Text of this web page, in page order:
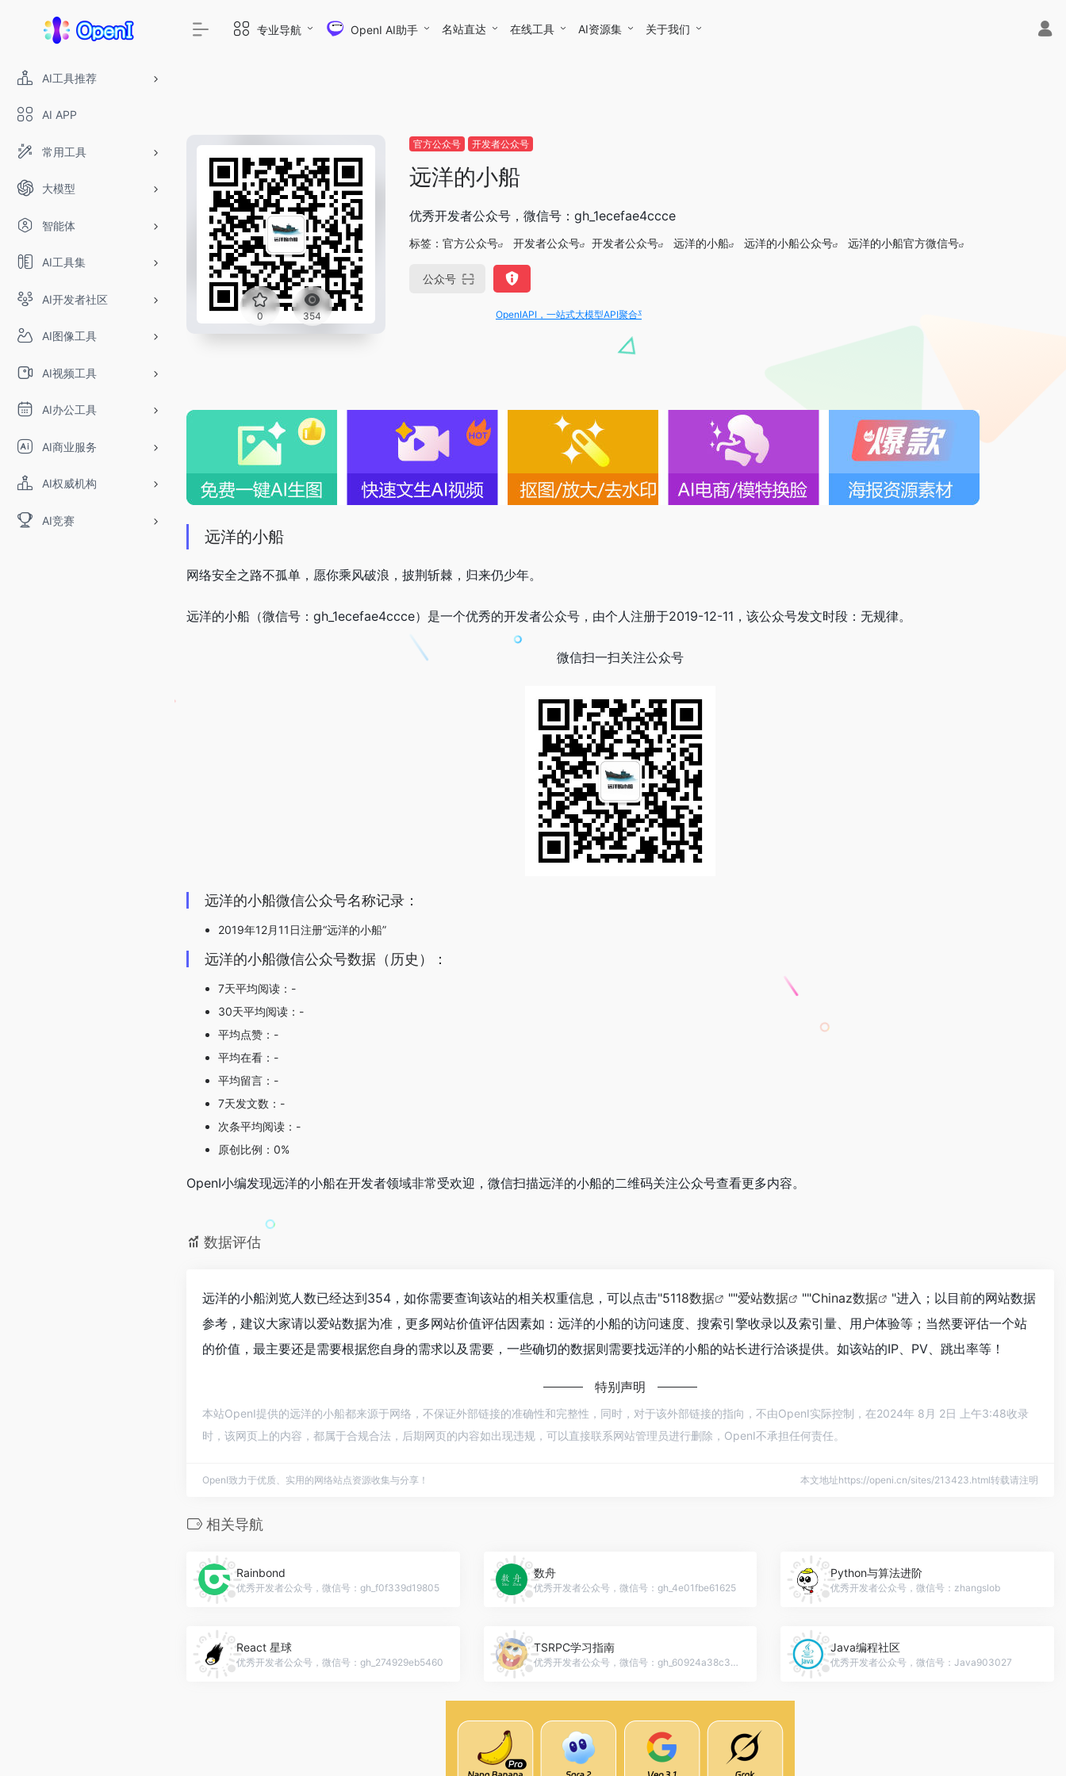
AI工具推荐
AI APP
常用工具
大模型
智能体
AI工具集
AI开发者社区
AI图像工具
AI视频工具
AI办公工具
AI商业服务
AI权威机构
AI竞赛
专业导航 OpenI AI助手 名站直达 在线工具 AI资源集 关于我们
0 354
官方公众号 开发者公众号
远洋的小船
优秀开发者公众号，微信号：gh_1ecefae4ccce
标签： 官方公众号 开发者公众号 开发者公众号 远洋的小船 远洋的小船公众号 远洋的小船官方微信号
公众号
OpenIAPI，一站式大模型API聚合平台
远洋的小船
网络安全之路不孤单，愿你乘风破浪，披荆斩棘，归来仍少年。
远洋的小船（微信号：gh_1ecefae4ccce）是一个优秀的开发者公众号，由个人注册于2019-12-11，该公众号发文时段：无规律。
微信扫一扫关注公众号
远洋的小船微信公众号名称记录：
2019年12月11日注册“远洋的小船”
远洋的小船微信公众号数据（历史）：
7天平均阅读：-
30天平均阅读：-
平均点赞：-
平均在看：-
平均留言：-
7天发文数：-
次条平均阅读：-
原创比例：0%
OpenI小编发现远洋的小船在开发者领域非常受欢迎，微信扫描远洋的小船的二维码关注公众号查看更多内容。
数据评估
远洋的小船浏览人数已经达到354，如你需要查询该站的相关权重信息，可以点击"5118数据 ""爱站数据 ""Chinaz数据
"进入；以目前的网站数据
参考，建议大家请以爱站数据为准，更多网站价值评估因素如：远洋的小船的访问速度、搜索引擎收录以及索引量、用户体验等；当然要评估一个站
的价值，最主要还是需要根据您自身的需求以及需要，一些确切的数据则需要找远洋的小船的站长进行洽谈提供。如该站的IP、PV、跳出率等！
特别声明
本站OpenI提供的远洋的小船都来源于网络，不保证外部链接的准确性和完整性，同时，对于该外部链接的指向，不由OpenI实际控制，在2024年 8月 2日 上午3:48收录
时，该网页上的内容，都属于合规合法，后期网页的内容如出现违规，可以直接联系网站管理员进行删除，OpenI不承担任何责任。
OpenI致力于优质、实用的网络站点资源收集与分享！ 本文地址https://openi.cn/sites/213423.html转载请注明
相关导航
Rainbond
优秀开发者公众号，微信号：gh_f0f339d19805
数舟
优秀开发者公众号，微信号：gh_4e01fbe61625
Python与算法进阶
优秀开发者公众号，微信号：zhangslob
React 星球
优秀开发者公众号，微信号：gh_274929eb5460
TSRPC学习指南
优秀开发者公众号，微信号：gh_60924a38c3cd
Java编程社区
优秀开发者公众号，微信号：Java903027